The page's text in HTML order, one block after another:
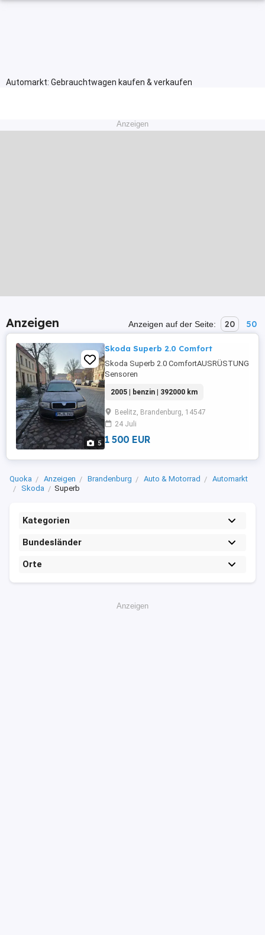
Automarkt: Gebrauchtwagen kaufen & verkaufen
Anzeigen
Anzeigen Anzeigen auf der Seite: 20 50
5
Skoda Superb 2.0 Comfort
Skoda Superb 2.0 ComfortAUSRÜSTUNG:
Sensoren
automatisch abblendend,Sitzheizung,Bi-
2005 | benzin | 392000 km
Beelitz, Brandenburg, 14547
24 Juli
1 500 EUR
Quoka Anzeigen Brandenburg Auto & Motorrad
Automarkt
Skoda
Superb
Kategorien
Bundesländer
Orte
Anzeigen